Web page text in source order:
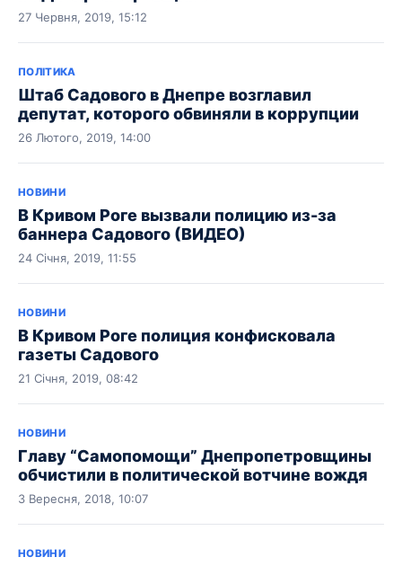
27 Червня, 2019, 15:12
ПОЛІТИКА
Штаб Садового в Днепре возглавил
депутат, которого обвиняли в коррупции
26 Лютого, 2019, 14:00
НОВИНИ
В Кривом Роге вызвали полицию из-за
баннера Садового (ВИДЕО)
24 Січня, 2019, 11:55
НОВИНИ
В Кривом Роге полиция конфисковала
газеты Садового
21 Січня, 2019, 08:42
НОВИНИ
Главу “Самопомощи” Днепропетровщины
обчистили в политической вотчине вождя
3 Вересня, 2018, 10:07
НОВИНИ